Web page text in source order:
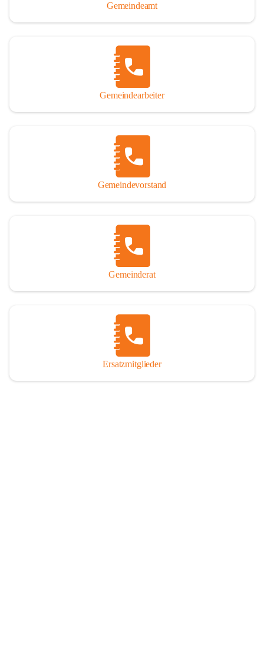
Andreas Rohatsch wurde auf das System der Fußnoten verzichtet.
Wo eine genaue Quellenangabe sinnvoll und notwendig erschien,
sind die entsprechenden Quellenhinweise in den fließenden Text
eingearbeitet. Der leichteren Lesbarkeit halber ist auch von einer
streng gendergerechten Ausdrucksform Abstand genommen
So darf ich Sie zu einer interessanten, vergnüglichen und
manchmal auch nachdenklich machenden Zeitreise durch die
Jahrhunderte, ja Jahrtausende alte Geschichte von der Steinzeit
einladen.
Gemeindeamt
Gemeindearbeiter
Gemeindevorstand
Gemeinderat
Ersatzmitglieder